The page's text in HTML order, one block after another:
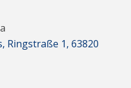
Ringstraße 1, 63820